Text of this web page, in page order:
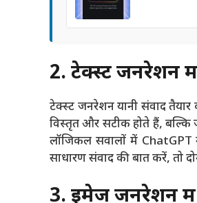
2. टेक्स्ट जनरेशन में
टेक्स्ट जनरेशन यानी संवाद
विस्तृत और सटीक होते हैं,
लॉजिकल सवालों में
साधारण संवाद की बात करें, तो
3. इमेज जनरेशन